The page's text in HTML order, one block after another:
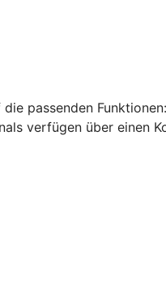
passenden
verfügen über einen